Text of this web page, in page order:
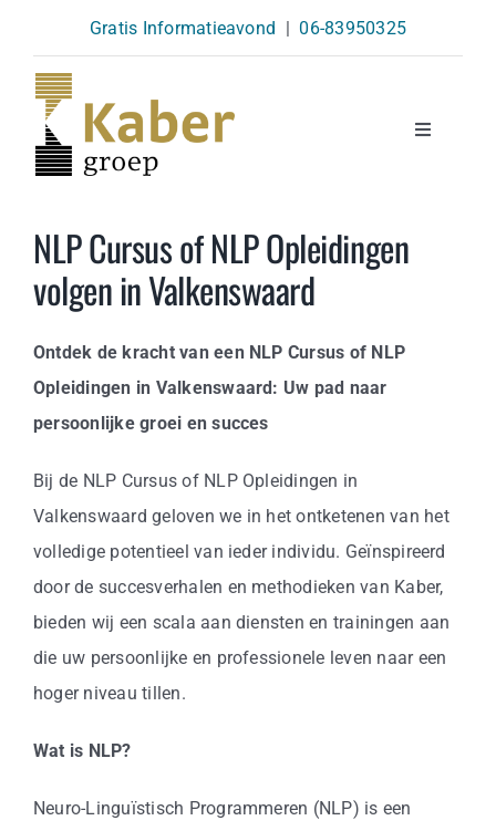
content
Gratis Informatieavond | 06-83950325
Toggle
Agenda
Over Ons
Contact
NLP Cursus of NLP Opleidingen
volgen in Valkenswaard
Ontdek de kracht van een NLP Cursus of NLP
Opleidingen in Valkenswaard: Uw pad naar
persoonlijke groei en succes
Bij de NLP Cursus of NLP Opleidingen in
Valkenswaard geloven we in het ontketenen van het
volledige potentieel van ieder individu. Geïnspireerd
door de succesverhalen en methodieken van Kaber,
bieden wij een scala aan diensten en trainingen aan
die uw persoonlijke en professionele leven naar een
hoger niveau tillen.
Wat is NLP?
Neuro-Linguïstisch Programmeren (NLP) is een